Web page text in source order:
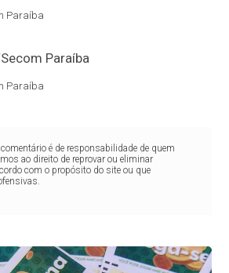
Paraíba
Paraíba
é de responsabilidade de quem
ao direito de reprovar ou eliminar
com o propósito do site ou que